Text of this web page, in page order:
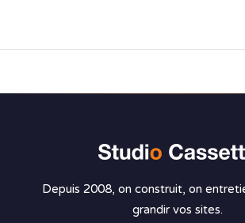
Depuis 2008, on construit, on
grandir vos sites.